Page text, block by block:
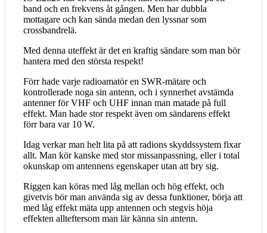
band och en frekvens åt gången. Men har dubbla
mottagare och kan sända medan den lyssnar som
crossbandrelä.
Med denna uteffekt är det en kraftig sändare som man bör
hantera med den största respekt!
Förr hade varje radioamatör en SWR-mätare och
kontrollerade noga sin antenn, och i synnerhet avstämda
antenner för VHF och UHF innan man matade på full
effekt. Man hade stor respekt även om sändarens effekt
förr bara var 10 W.
Idag verkar man helt lita på att radions skyddssystem fixar
allt. Man kör kanske med stor missanpassning, eller i total
okunskap om antennens egenskaper utan att bry sig.
Riggen kan köras med låg mellan och hög effekt, och
givetvis bör man använda sig av dessa funktioner, börja att
med låg effekt mäta upp antennen och stegvis höja
effekten allteftersom man lär känna sin antenn.